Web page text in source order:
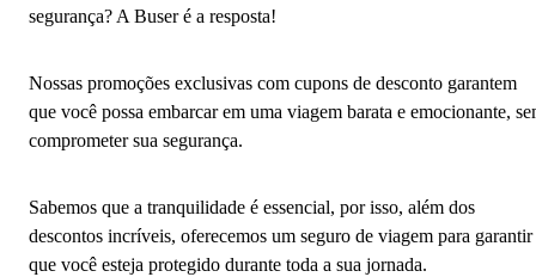
segurança? A Buser é a resposta!
Nossas promoções exclusivas com cupons de desconto garantem
que você possa embarcar em uma viagem barata e emocionante,
comprometer sua segurança.
Sabemos que a tranquilidade é essencial, por isso, além dos
descontos incríveis, oferecemos um seguro de viagem para garantir
que você esteja protegido durante toda a sua jornada.